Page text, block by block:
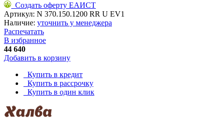
Создать оферту ЕАИСТ
Артикул: N 370.150.1200 RR U EV1
Наличие: уточнить у менеджера
Распечатать
В избранное
44 640
Добавить в корзину
Купить в кредит
Купить в рассрочку
Купить в один клик